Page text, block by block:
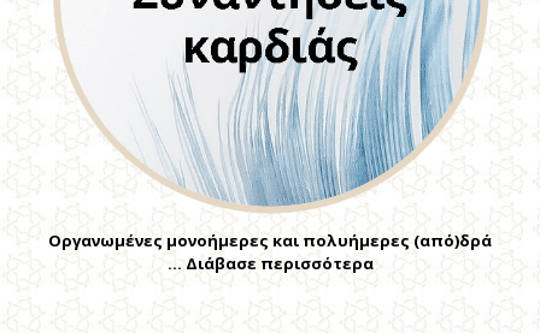
Οργανωμένες μονοήμερες και πολυήμερες (από)δρά
… Διάβασε περισσότερα